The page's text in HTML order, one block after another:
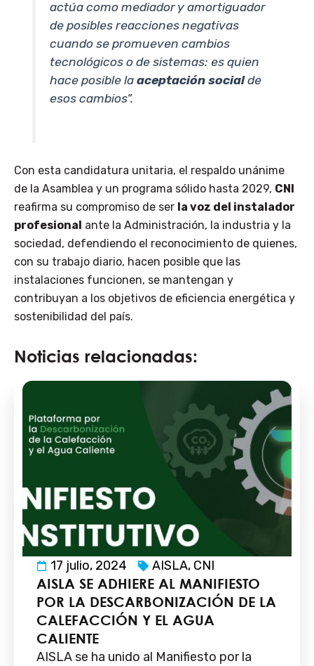
actúa como mediador y amortiguador
de posibles reacciones negativas
cuando se promueven cambios
tecnológicos o de sistemas: es quien
hace posible laaceptación socialde
esos cambios”.
Con esta candidatura unitaria, el respaldo unánime
de la Asamblea y un programa sólido hasta 2029, CNI
reafirma su compromiso de ser la voz del instalador
profesional ante la Administración, la industria y la
sociedad, defendiendo el reconocimiento de quienes,
con su trabajo diario, hacen posible que las
instalaciones funcionen, se mantengan y
contribuyan a los objetivos de eficiencia energética y
sostenibilidad del país.
Noticias relacionadas:
17 julio, 2024 AISLA, CNI
AISLA SE ADHIERE AL MANIFIESTO
POR LA DESCARBONIZACIÓN DE LA
CALEFACCIÓN Y EL AGUA
CALIENTE
AISLA se ha unido al Manifiesto por la